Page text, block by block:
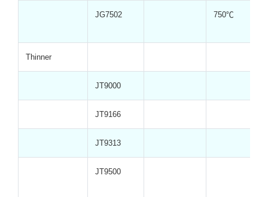
JG7502 750℃
Thinner
JT9000
JT9166
JT9313
JT9500